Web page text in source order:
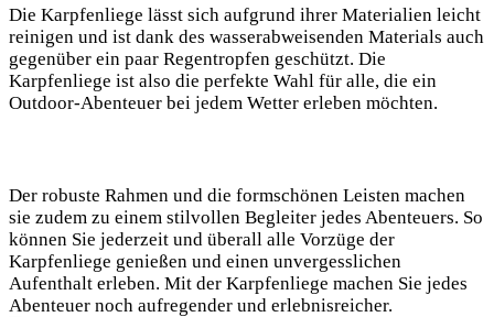
Die Karpfenliege lässt sich aufgrund ihrer Materialien leicht
reinigen und ist dank des wasserabweisenden Materials auch
gegenüber ein paar Regentropfen geschützt. Die
Karpfenliege ist also die perfekte Wahl für alle, die ein
Outdoor-Abenteuer bei jedem Wetter erleben möchten.
Der robuste Rahmen und die formschönen Leisten machen
sie zudem zu einem stilvollen Begleiter jedes Abenteuers. So
können Sie jederzeit und überall alle Vorzüge der
Karpfenliege genießen und einen unvergesslichen
Aufenthalt erleben. Mit der Karpfenliege machen Sie jedes
Abenteuer noch aufregender und erlebnisreicher.